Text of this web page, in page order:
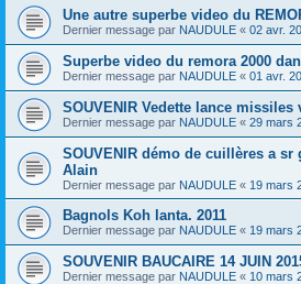
Une autre superbe video du
Dernier message par NAUDULE « 02 avr.
Superbe video du remora 2000
Dernier message par NAUDULE « 01 avr.
SOUVENIR Vedette lance
Dernier message par NAUDULE « 29 mars
SOUVENIR démo de cuillères a sr
Alain
Dernier message par NAUDULE « 19 mars
Bagnols Koh lanta. 2011
Dernier message par NAUDULE « 19 mars
SOUVENIR BAUCAIRE 14 JUIN
Dernier message par NAUDULE « 10 mars